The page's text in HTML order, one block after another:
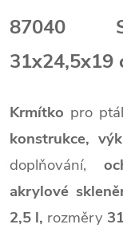
87040
31x24,5x19
Krmítko pro
konstrukce,
doplňování,
akrylové
2,5 l, rozměry